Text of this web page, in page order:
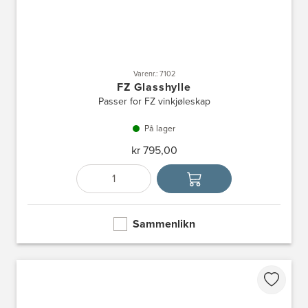
Varenr.: 7102
FZ Glasshylle
Passer for FZ vinkjøleskap
På lager
kr 795,00
Antall
Velg enhet
Sammenlikn